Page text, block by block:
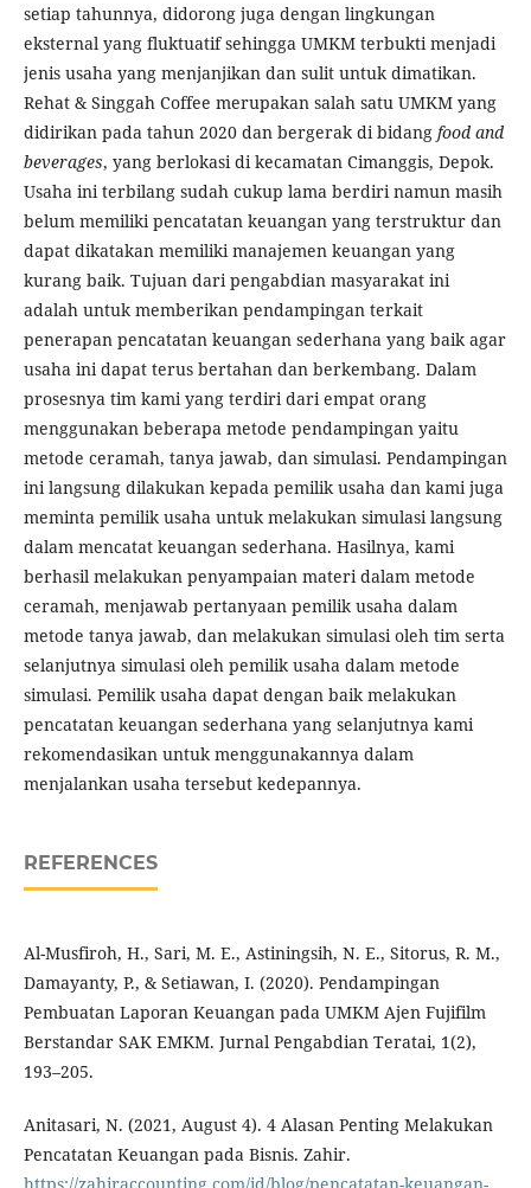
setiap tahunnya, didorong juga dengan lingkungan
eksternal yang fluktuatif sehingga UMKM terbukti menjadi
jenis usaha yang menjanjikan dan sulit untuk dimatikan.
Rehat & Singgah Coffee merupakan salah satu UMKM yang
didirikan pada tahun 2020 dan bergerak di bidang food and
beverages, yang berlokasi di kecamatan Cimanggis, Depok.
Usaha ini terbilang sudah cukup lama berdiri namun masih
belum memiliki pencatatan keuangan yang terstruktur dan
dapat dikatakan memiliki manajemen keuangan yang
kurang baik. Tujuan dari pengabdian masyarakat ini
adalah untuk memberikan pendampingan terkait
penerapan pencatatan keuangan sederhana yang baik agar
usaha ini dapat terus bertahan dan berkembang. Dalam
prosesnya tim kami yang terdiri dari empat orang
menggunakan beberapa metode pendampingan yaitu
metode ceramah, tanya jawab, dan simulasi. Pendampingan
ini langsung dilakukan kepada pemilik usaha dan kami juga
meminta pemilik usaha untuk melakukan simulasi langsung
dalam mencatat keuangan sederhana. Hasilnya, kami
berhasil melakukan penyampaian materi dalam metode
ceramah, menjawab pertanyaan pemilik usaha dalam
metode tanya jawab, dan melakukan simulasi oleh tim serta
selanjutnya simulasi oleh pemilik usaha dalam metode
simulasi. Pemilik usaha dapat dengan baik melakukan
pencatatan keuangan sederhana yang selanjutnya kami
rekomendasikan untuk menggunakannya dalam
menjalankan usaha tersebut kedepannya.
REFERENCES
Al-Musfiroh, H., Sari, M. E., Astiningsih, N. E., Sitorus, R. M.,
Damayanty, P., & Setiawan, I. (2020). Pendampingan
Pembuatan Laporan Keuangan pada UMKM Ajen Fujifilm
Berstandar SAK EMKM. Jurnal Pengabdian Teratai, 1(2),
193–205.
Anitasari, N. (2021, August 4). 4 Alasan Penting Melakukan
Pencatatan Keuangan pada Bisnis. Zahir.